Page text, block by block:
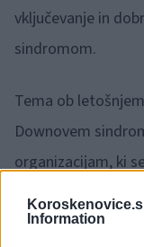
Information
vključevanje in
sindromom.
Tema ob
Downovem
organizacijam, ki
podpore
« ter s
oseb z Downovim